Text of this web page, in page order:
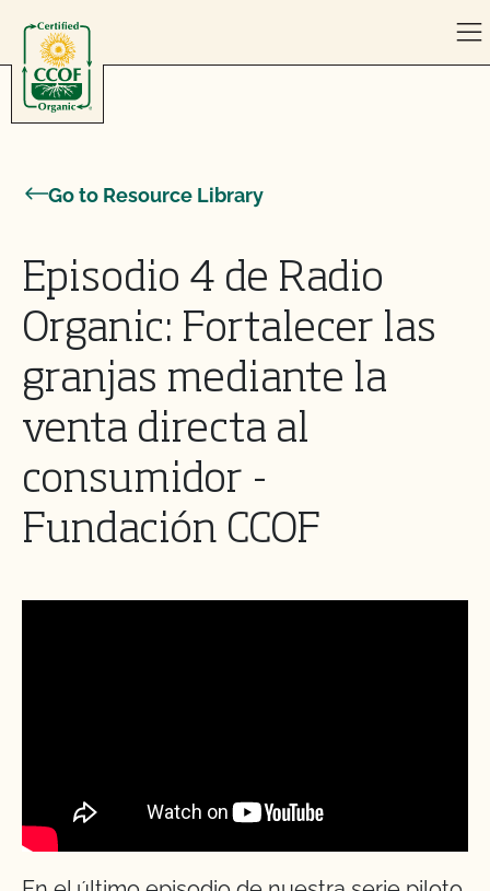
Go to Resource Library
Episodio 4 de Radio
Organic: Fortalecer las
granjas mediante la
venta directa al
consumidor -
Fundación CCOF